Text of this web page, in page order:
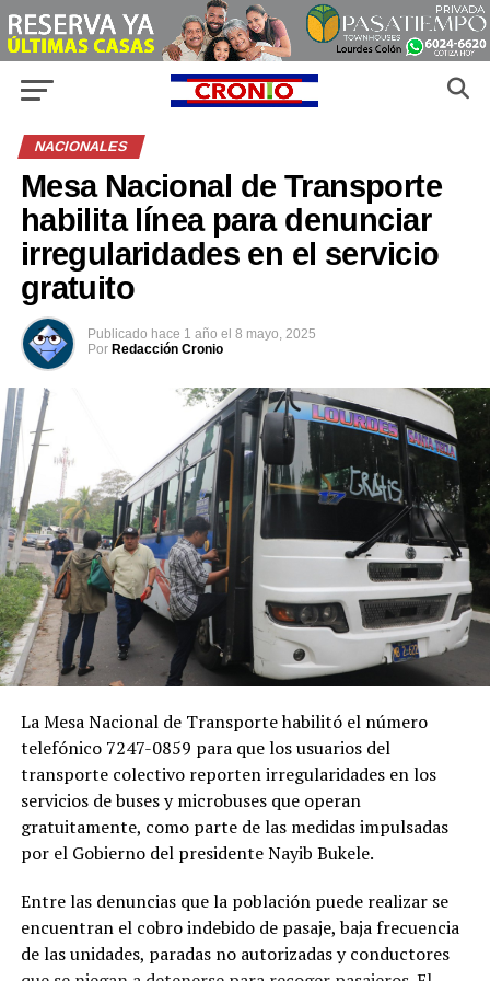
NACIONALES
Mesa Nacional de Transporte
habilita línea para denunciar
irregularidades en el servicio
gratuito
Publicado hace 1 año el 8 mayo, 2025
Por Redacción Cronio
La Mesa Nacional de Transporte habilitó el número
telefónico 7247-0859 para que los usuarios del
transporte colectivo reporten irregularidades en los
servicios de buses y microbuses que operan
gratuitamente, como parte de las medidas impulsadas
por el Gobierno del presidente Nayib Bukele.
Entre las denuncias que la población puede realizar se
encuentran el cobro indebido de pasaje, baja frecuencia
de las unidades, paradas no autorizadas y conductores